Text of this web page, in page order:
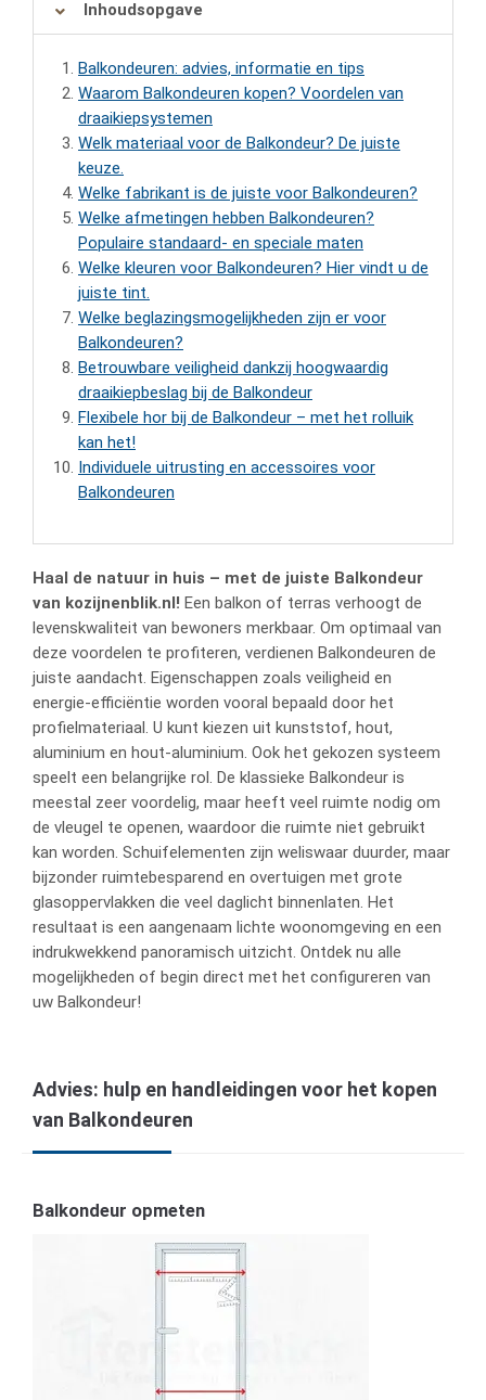
Inhoudsopgave
Balkondeuren: advies, informatie en tips
Waarom Balkondeuren kopen? Voordelen van
draaikiepsystemen
Welk materiaal voor de Balkondeur? De juiste
keuze.
Welke fabrikant is de juiste voor Balkondeuren?
Welke afmetingen hebben Balkondeuren?
Populaire standaard- en speciale maten
Welke kleuren voor Balkondeuren? Hier vindt u de
juiste tint.
Welke beglazingsmogelijkheden zijn er voor
Balkondeuren?
Betrouwbare veiligheid dankzij hoogwaardig
draaikiepbeslag bij de Balkondeur
Flexibele hor bij de Balkondeur – met het rolluik
kan het!
Individuele uitrusting en accessoires voor
Balkondeuren
Haal de natuur in huis – met de juiste Balkondeur
van kozijnenblik.nl! Een balkon of terras verhoogt de
levenskwaliteit van bewoners merkbaar. Om optimaal van
deze voordelen te profiteren, verdienen Balkondeuren de
juiste aandacht. Eigenschappen zoals veiligheid en
energie-efficiëntie worden vooral bepaald door het
profielmateriaal. U kunt kiezen uit kunststof, hout,
aluminium en hout-aluminium. Ook het gekozen systeem
speelt een belangrijke rol. De klassieke Balkondeur is
meestal zeer voordelig, maar heeft veel ruimte nodig om
de vleugel te openen, waardoor die ruimte niet gebruikt
kan worden. Schuifelementen zijn weliswaar duurder, maar
bijzonder ruimtebesparend en overtuigen met grote
glasoppervlakken die veel daglicht binnenlaten. Het
resultaat is een aangenaam lichte woonomgeving en een
indrukwekkend panoramisch uitzicht. Ontdek nu alle
mogelijkheden of begin direct met het configureren van
uw Balkondeur!
Advies: hulp en handleidingen voor het kopen
van Balkondeuren
Balkondeur opmeten